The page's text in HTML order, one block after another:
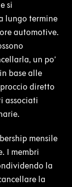
si
lungo termine
automotive.
un po’
base alle
diretto
associati
mensile
I membri
la
la